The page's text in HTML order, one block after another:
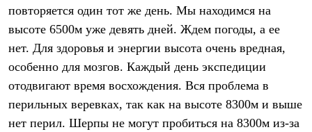
Городские
Аксессуары для рюкзаков
Спальные мешки
Пуховые
С синтетическим утеплителем
Аксессуары для спальников
Баулы
Кошельки
повторяется один тот же день. Мы находимся на
высоте 6500м уже девять дней. Ждем погоды, а ее
нет. Для здоровья и энергии высота очень вредная,
особенно для мозгов. Каждый день экспедиции
отодвигают время восхождения. Вся проблема в
перильных веревках, так как на высоте 8300м и выше
нет перил. Шерпы не могут пробиться на 8300м из-за